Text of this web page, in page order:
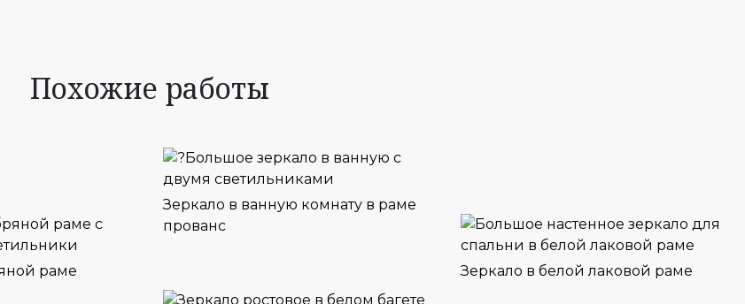
Похожие работы
раме
Зеркало в ванную комнату в раме
прованс
Зеркало в белой лаковой раме